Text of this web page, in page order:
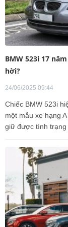
BMW 523i 17
hời?
24/06/2025 09:44
Chiếc BMW 523i
một mẫu xe hạng
giữ được tình trạng